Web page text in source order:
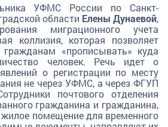
УФМС России по Санкт-
области Елены Дунаевой,
миграционного учета
коллизия, которая позволяет
«прописывать» куда
человек. Речь идет о
о регистрации по месту
не через УФМС, а через ФГУП
почтового отделения
гражданина и гражданина,
помещение для временного